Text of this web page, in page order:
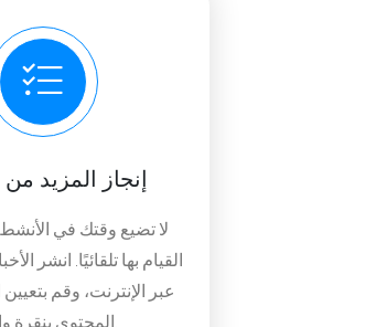
إنجاز المزيد من
لا تضيع وقتك في
القيام بها تلقائيًا. انشر
عبر الإنترنت، وقم بتعيين
المحتوى بنقرة واحدة.